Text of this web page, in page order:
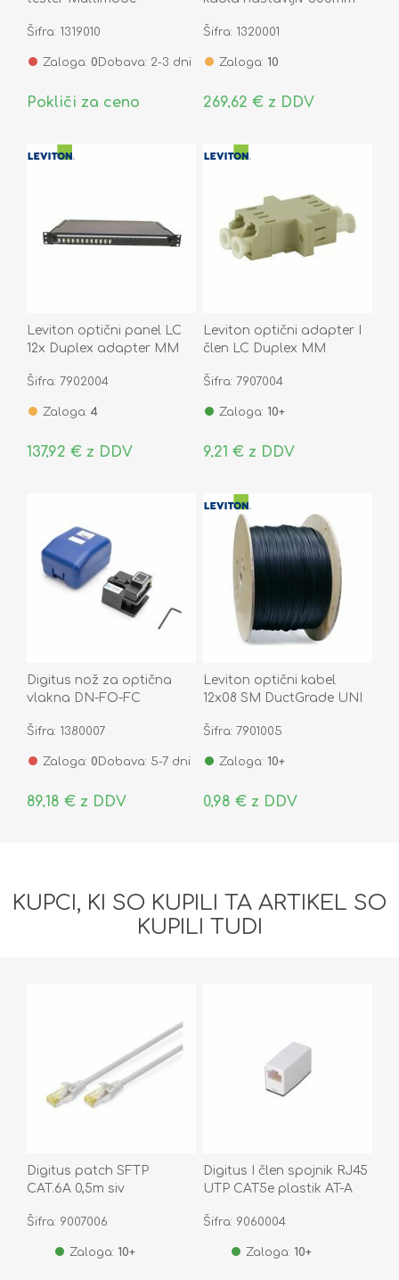
Šifra: 1319010
Zaloga: 0 Dobava: 2-3 dni
Pokliči za ceno
Šifra: 1320001
Zaloga: 10
269,62 € z DDV
Leviton optični panel LC
12x Duplex adapter MM
Šifra: 7902004
Zaloga: 4
137,92 € z DDV
Leviton optični adapter I
člen LC Duplex MM
Šifra: 7907004
Zaloga: 10+
9,21 € z DDV
Digitus nož za optična
vlakna DN-FO-FC
Šifra: 1380007
Zaloga: 0 Dobava: 5-7 dni
89,18 € z DDV
Leviton optični kabel
12x08 SM DuctGrade UNI
Šifra: 7901005
Zaloga: 10+
0,98 € z DDV
KUPCI, KI SO KUPILI TA ARTIKEL SO
KUPILI TUDI
Digitus patch SFTP
CAT.6A 0,5m siv
Šifra: 9007006
Zaloga: 10+
Digitus I člen spojnik RJ45
UTP CAT5e plastik AT-A
Šifra: 9060004
Zaloga: 10+